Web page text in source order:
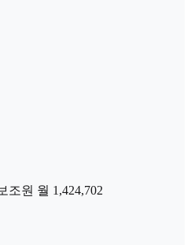
조원 월 1,424,702